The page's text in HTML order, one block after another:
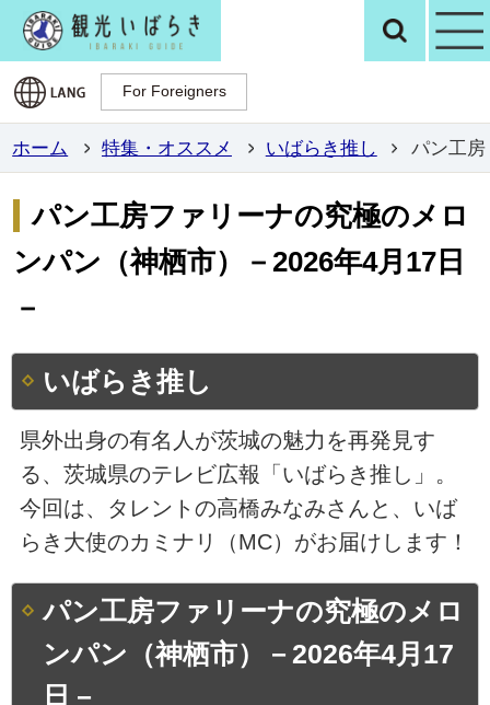
観光いばらき検
For Foreigners
For Foreigners
ホーム 特集・オススメ いばらき推し パン工
パン工房ファリーナの究極のメロ
ンパン（神栖市）－2026年4月17日
－
いばらき推し
県外出身の有名人が茨城の魅力を再発見す
る、茨城県のテレビ広報「いばらき推し」。
今回は、タレントの高橋みなみさんと、いば
らき大使のカミナリ（MC）がお届けします！
パン工房ファリーナの究極のメロ
ンパン（神栖市）－2026年4月17
日－